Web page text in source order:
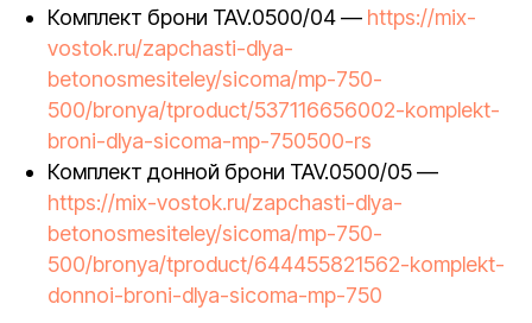
Комплект брони TAV.0500/04 — https://mix-
vostok.ru/zapchasti-dlya-
betonosmesiteley/sicoma/mp-750-
500/bronya/tproduct/537116656002-komplekt-
broni-dlya-sicoma-mp-750500-rs
Комплект донной брони TAV.0500/05 —
https://mix-vostok.ru/zapchasti-dlya-
betonosmesiteley/sicoma/mp-750-
500/bronya/tproduct/644455821562-komplekt-
donnoi-broni-dlya-sicoma-mp-750